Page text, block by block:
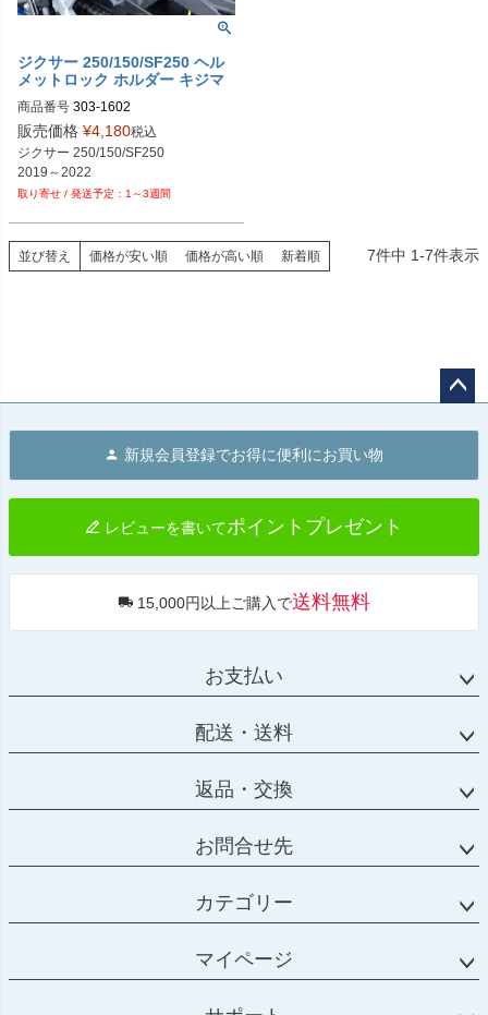
ジクサー 250/150/SF250 ヘル
メットロック ホルダー キジマ
商品番号 303-1602
販売価格 ¥4,180税込
ジクサー 250/150/SF250
2019～2022
1～3週間
並び替え 価格が安い順 価格が高い順 新着順 7件中 1-7件表示
へ
新規会員登録でお得に便利にお買い物
レビューを書いてポイントプレゼント
15,000円以上ご購入で送料無料
お支払い
配送・送料
返品・交換
お問合せ先
カテゴリー
マイページ